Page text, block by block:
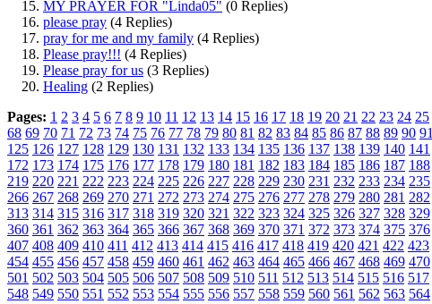
MY PRAYER FOR "Linda05" (0 Replies)
please pray (4 Replies)
pray for me and my family (4 Replies)
Please pray!!! (4 Replies)
Please pray for us (3 Replies)
Healing (2 Replies)
Pages: 1 2 3 4 5 6 7 8 9 10 11 12 13 14 15 16 17 18 19 20 21 22 23 24 25
68 69 70 71 72 73 74 75 76 77 78 79 80 81 82 83 84 85 86 87 88 89 90 91
125 126 127 128 129 130 131 132 133 134 135 136 137 138 139 140 141
172 173 174 175 176 177 178 179 180 181 182 183 184 185 186 187 188
219 220 221 222 223 224 225 226 227 228 229 230 231 232 233 234 235
266 267 268 269 270 271 272 273 274 275 276 277 278 279 280 281 282
313 314 315 316 317 318 319 320 321 322 323 324 325 326 327 328 329
360 361 362 363 364 365 366 367 368 369 370 371 372 373 374 375 376
407 408 409 410 411 412 413 414 415 416 417 418 419 420 421 422 423
454 455 456 457 458 459 460 461 462 463 464 465 466 467 468 469 470
501 502 503 504 505 506 507 508 509 510 511 512 513 514 515 516 517
548 549 550 551 552 553 554 555 556 557 558 559 560 561 562 563 564